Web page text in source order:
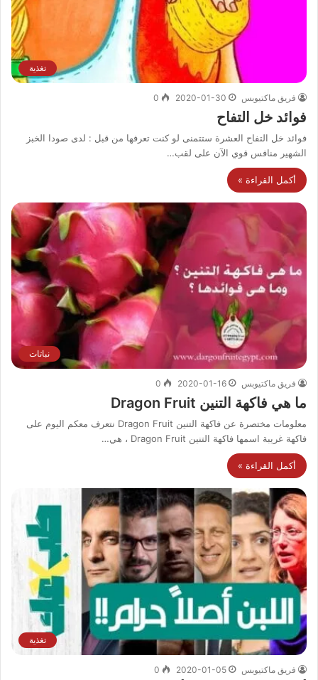
تغذية
فريق ماكتيوبس 2020-01-30
0
فوائد خل التفاح
فوائد خل التفاح العشرة ستتمنى لو كنت تعرفها من قبل : لدى صودا الخبز
الشهير منافس قوي الآن على لقب…
أكمل القراءة »
نباتات
فريق ماكتيوبس 2020-01-16
0
ما هي فاكهة التنين Dragon Fruit
معلومات مختصرة عن فاكهة التنين Dragon Fruit نتعرف معكم اليوم على
فاكهة غريبة اسمها فاكهة التنين Dragon Fruit ، هي…
أكمل القراءة »
تغذية
فريق ماكتيوبس 2020-01-05
0